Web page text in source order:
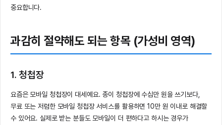
중요합니다.
과감히 절약해도 되는 항목 (가성비 영역)
1. 청첩장
요즘은 모바일 청첩장이 대세예요. 종이 청첩장에 수십만 원을 쓰기보다,
무료 또는 저렴한 모바일 청첩장 서비스를 활용하면 10만 원 이내로 해결할
수 있어요. 실제로 받는 분들도 모바일이 더 편하다고 하시는 경우가